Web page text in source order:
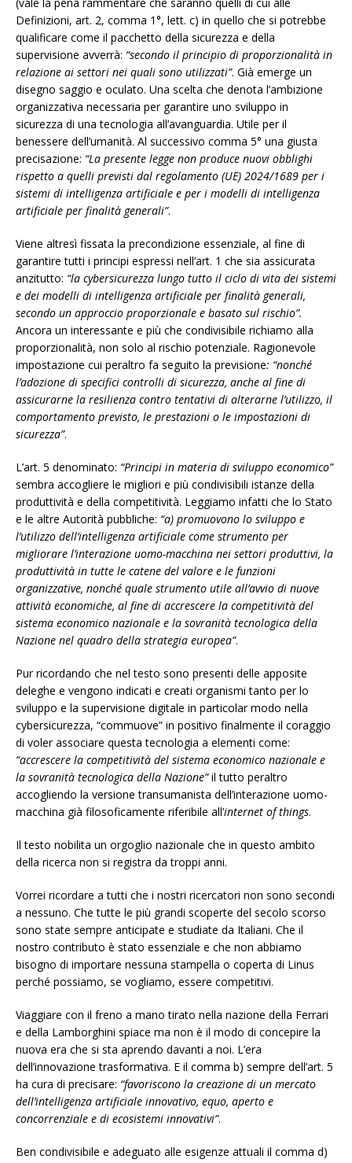
Definizioni, art. 2, comma 1°, lett. c) in quello che si potrebbe
qualificare come il pacchetto della sicurezza e della
supervisione avverrà: “secondo il principio di proporzionalità in
relazione ai settori nei quali sono utilizzati”. Già emerge un
disegno saggio e oculato. Una scelta che denota l’ambizione
organizzativa necessaria per garantire uno sviluppo in
sicurezza di una tecnologia all’avanguardia. Utile per il
benessere dell’umanità. Al successivo comma 5° una giusta
precisazione: “La presente legge non produce nuovi obblighi
rispetto a quelli previsti dal regolamento (UE) 2024/1689 per i
sistemi di intelligenza artificiale e per i modelli di intelligenza
artificiale per finalità generali”.
Viene altresì fissata la precondizione essenziale, al fine di
garantire tutti i principi espressi nell’art. 1 che sia assicurata
anzitutto: “la cybersicurezza lungo tutto il ciclo di vita dei sistemi
e dei modelli di intelligenza artificiale per finalità generali,
secondo un approccio proporzionale e basato sul rischio”.
Ancora un interessante e più che condivisibile richiamo alla
proporzionalità, non solo al rischio potenziale. Ragionevole
impostazione cui peraltro fa seguito la previsione: “nonché
l’adozione di specifici controlli di sicurezza, anche al fine di
assicurarne la resilienza contro tentativi di alterarne l’utilizzo, il
comportamento previsto, le prestazioni o le impostazioni di
sicurezza”.
L’art. 5 denominato: “Principi in materia di sviluppo economico”
sembra accogliere le migliori e più condivisibili istanze della
produttività e della competitività. Leggiamo infatti che lo Stato
e le altre Autorità pubbliche: “a) promuovono lo sviluppo e
l’utilizzo dell’intelligenza artificiale come strumento per
migliorare l’interazione uomo-macchina nei settori produttivi, la
produttività in tutte le catene del valore e le funzioni
organizzative, nonché quale strumento utile all’avvio di nuove
attività economiche, al fine di accrescere la competitività del
sistema economico nazionale e la sovranità tecnologica della
Nazione nel quadro della strategia europea”.
Pur ricordando che nel testo sono presenti delle apposite
deleghe e vengono indicati e creati organismi tanto per lo
sviluppo e la supervisione digitale in particolar modo nella
cybersicurezza, “commuove” in positivo finalmente il coraggio
di voler associare questa tecnologia a elementi come:
“accrescere la competitività del sistema economico nazionale e
la sovranità tecnologica della Nazione”il tutto peraltro
accogliendo la versione transumanista dell’interazione uomo-
macchina già filosoficamente riferibile all’internet of things.
Il testo nobilita un orgoglio nazionale che in questo ambito
della ricerca non si registra da troppi anni.
Vorrei ricordare a tutti che i nostri ricercatori non sono secondi
a nessuno. Che tutte le più grandi scoperte del secolo scorso
sono state sempre anticipate e studiate da Italiani. Che il
nostro contributo è stato essenziale e che non abbiamo
bisogno di importare nessuna stampella o coperta di Linus
perché possiamo, se vogliamo, essere competitivi.
Viaggiare con il freno a mano tirato nella nazione della Ferrari
e della Lamborghini spiace ma non è il modo di concepire la
nuova era che si sta aprendo davanti a noi. L’era
dell’innovazione trasformativa. E il comma b) sempre dell’art. 5
ha cura di precisare: “favoriscono la creazione di un mercato
dell’intelligenza artificiale innovativo, equo, aperto e
concorrenziale e di ecosistemi innovativi”.
Ben condivisibile e adeguato alle esigenze attuali il comma d)